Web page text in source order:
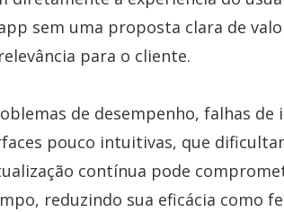
sem uma proposta clara de
para o cliente.
de desempenho, falhas de
pouco intuitivas, que
contínua pode
reduzindo sua eficácia como